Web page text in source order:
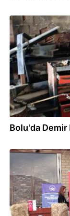
03.02.2026
Bolu'da Demir
25.01.2026